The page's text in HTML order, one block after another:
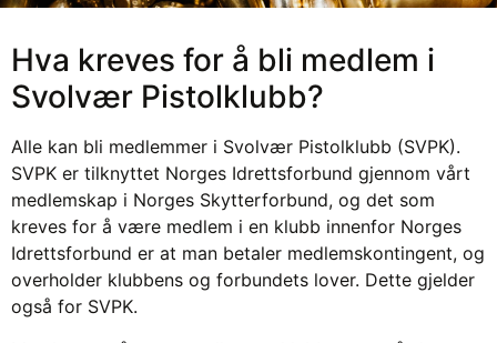
Hva kreves for å bli medlem i
Svolvær Pistolklubb?
Alle kan bli medlemmer i Svolvær Pistolklubb (SVPK).
SVPK er tilknyttet Norges Idrettsforbund gjennom vårt
medlemskap i Norges Skytterforbund, og det som
kreves for å være medlem i en klubb innenfor Norges
Idrettsforbund er at man betaler medlemskontingent, og
overholder klubbens og forbundets lover. Dette gjelder
også for SVPK.